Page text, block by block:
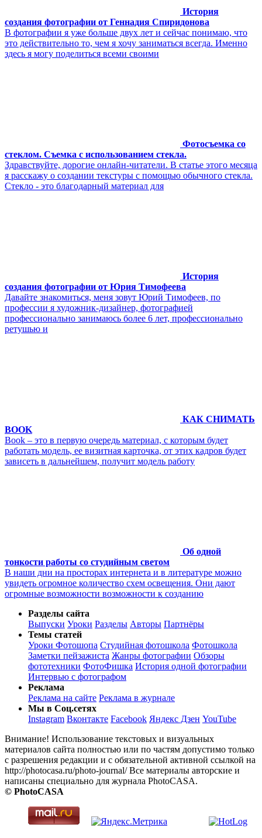
История
создания фотографии от Геннадия Спиридонова
В фотографии я уже больше двух лет и сейчас понимаю, что
это действительно то, чем я хочу заниматься всегда. Именно
здесь я могу поделиться всеми своими
Фотосъемка со
стеклом. Съемка с использованием стекла.
Здравствуйте, дорогие онлайн-читатели. В статье этого месяца
я расскажу о создании текстуры с помощью обычного стекла.
Стекло - это благодарный материал для
История
создания фотографии от Юрия Тимофеева
Давайте знакомиться, меня зовут Юрий Тимофеев, по
профессии я художник-дизайнер, фотографией
профессионально занимаюсь более 6 лет, профессионально
ретушью и
КАК СНИМАТЬ
BOOK
Book – это в первую очередь материал, с которым будет
работать модель, ее визитная карточка, от этих кадров будет
зависеть в дальнейшем, получит модель работу
Об одной
тонкости работы со студийным светом
В наши дни на просторах интернета и в литературе можно
увидеть огромное количество схем освещения. Они дают
огромные возможности возможности к созданию
Разделы сайта
Выпуски Уроки Разделы Авторы Партнёры
Темы статей
Уроки Фотошопа Студийная фотошкола Фотошкола
Заметки пейзажиста Жанры фотографии Обзоры
фототехники ФотоФишка История одной фотографии
Интервью с фотографом
Реклама
Реклама на сайте Реклама в журнале
Мы в Соц.сетях
Instagram Вконтакте Facebook Яндекс Дзен YouTube
Внимание! Использование текстовых и визуальных
материалов сайта полностью или по частям допустимо только
с разрешения редакции и с обязательной активной ссылкой на
http://photocasa.ru/photo-journal/ Все материалы авторские и
написаны специально для журнала PhotoCASA.
© PhotoCASA